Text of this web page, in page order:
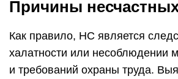
Причины
Как правило, НС является
халатности или несоблюдении
и требований охраны труда.